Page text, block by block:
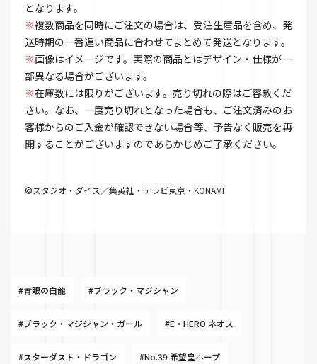
となります。
※複数商品を同時にご注文の場合は、受注生産品を含め、発
送時期の一番遅い商品に合わせてまとめて発送となります。
※画像はイメージです。実際の商品とはデザイン・仕様が一
部異なる場合がございます。
※在庫数には限りがございます。売り切れの際はご容赦くだ
さい。なお、一度売り切れとなった場合も、ご注文済みのお
客様からのご入金が確認できない場合等、予告なく販売を再
開することがございますのであらかじめご了承ください。
©スタジオ・ダイス／集英社・テレビ東京・KONAMI
#青眼の白龍 #ブラック・マジシャン
#ブラック・マジシャン・ガール #E・HERO ネオス
#スターダスト・ドラゴン #No.39 希望皇ホープ